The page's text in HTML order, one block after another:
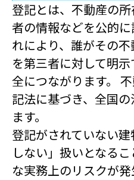
登記とは、不動産の
者の情報などを公的
れにより、誰がその
を第三者に対して明
全につながります。
記法に基づき、全国
ます。
登記がされていない
しない」扱いとなる
な実務上のリスクが発